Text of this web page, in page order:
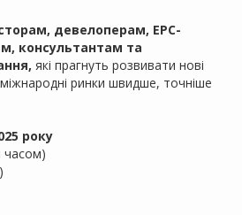
девелоперам, EPC-
консультантам та
які прагнуть розвивати нові
ринки швидше, точніше
року
часом)